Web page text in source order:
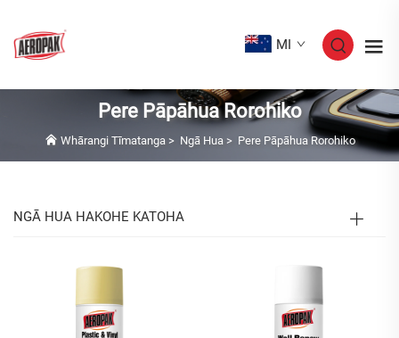
MI
Pere Pāpāhua Rorohiko
Whārangi Tīmatanga> Ngā Hua> Pere Pāpāhua Rorohiko
NGĀ HUA HAKOHE KATOHA